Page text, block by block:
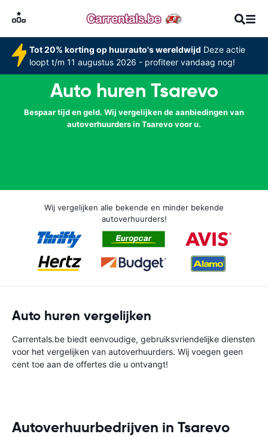
Tot 20% korting op huurauto's wereldwijd Deze actie
loopt t/m 11 augustus 2026 - profiteer vandaag nog!
Auto huren Tsarevo
Bespaar tijd en geld. Wij vergelijken de aanbiedingen van
autoverhuurders in Tsarevo voor u.
Wij vergelijken alle bekende en minder bekende
autoverhuurders!
Auto huren vergelijken
Carrentals.be biedt eenvoudige, gebruiksvriendelijke diensten
voor het vergelijken van autoverhuurders. Wij voegen geen
cent toe aan de offertes die u ontvangt!
Autoverhuurbedrijven in Tsarevo